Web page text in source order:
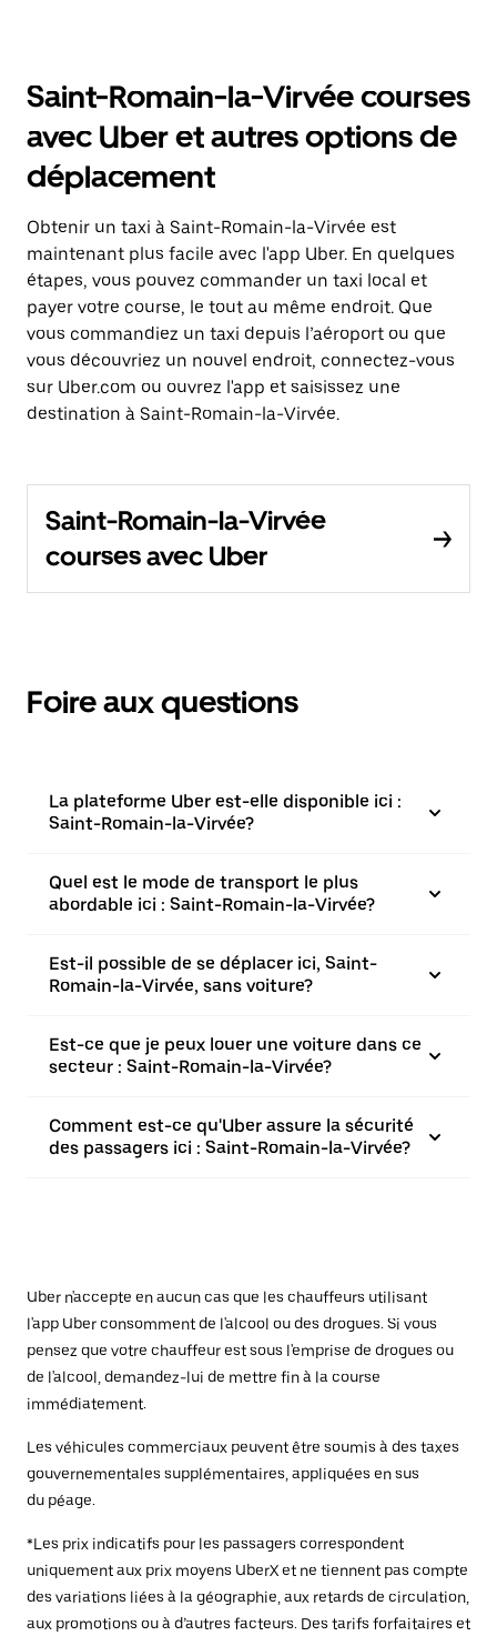
Saint-Romain-la-Virvée courses
avec Uber et autres options de
déplacement
Obtenir un taxi à Saint-Romain-la-Virvée est
maintenant plus facile avec l'app Uber. En quelques
étapes, vous pouvez commander un taxi local et
payer votre course, le tout au même endroit. Que
vous commandiez un taxi depuis l’aéroport ou que
vous découvriez un nouvel endroit, connectez-vous
sur Uber.com ou ouvrez l'app et saisissez une
destination à Saint-Romain-la-Virvée.
Saint-Romain-la-Virvée
courses avec Uber
Foire aux questions
La plateforme Uber est-elle disponible ici :
Saint-Romain-la-Virvée?
Quel est le mode de transport le plus
abordable ici : Saint-Romain-la-Virvée?
Est-il possible de se déplacer ici, Saint-
Romain-la-Virvée, sans voiture?
Est-ce que je peux louer une voiture dans ce
secteur : Saint-Romain-la-Virvée?
Comment est-ce qu'Uber assure la sécurité
des passagers ici : Saint-Romain-la-Virvée?
Uber n'accepte en aucun cas que les chauffeurs utilisant
l'app Uber consomment de l'alcool ou des drogues. Si vous
pensez que votre chauffeur est sous l'emprise de drogues ou
de l'alcool, demandez-lui de mettre fin à la course
immédiatement.
Les véhicules commerciaux peuvent être soumis à des taxes
gouvernementales supplémentaires, appliquées en sus
du péage.
*Les prix indicatifs pour les passagers correspondent
uniquement aux prix moyens UberX et ne tiennent pas compte
des variations liées à la géographie, aux retards de circulation,
aux promotions ou à d’autres facteurs. Des tarifs forfaitaires et